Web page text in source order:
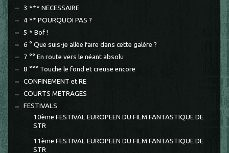
3 *** NECESSAIRE
4 ** POURQUOI PAS ?
5 * Bof !
6 ° Que suis-je allée faire dans cette galère ?
7 °° En route vers le néant absolu
8 °°° Touche le fond et creuse encore
CONFINEMENT et RE
COURTS METRAGES
FESTIVALS
10ème FESTIVAL EUROPEEN DU FILM FANTASTIQUE DE
STR
11ème FESTIVAL EUROPEEN DU FILM FANTASTIQUE DE
STR